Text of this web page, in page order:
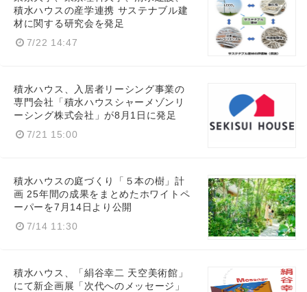
積水ハウスの産学連携 サステナブル建
材に関する研究会を発足
7/22 14:47
積水ハウス、入居者リーシング事業の
専門会社「積水ハウスシャーメゾンリ
ーシング株式会社」が8月1日に発足
7/21 15:00
積水ハウスの庭づくり「５本の樹」計
画 25年間の成果をまとめたホワイトペ
ーパーを7月14日より公開
7/14 11:30
積水ハウス、「絹谷幸二 天空美術館」
にて新企画展「次代へのメッセージ」